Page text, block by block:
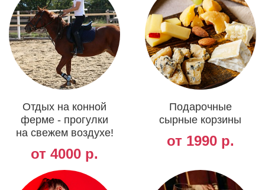
Отдых на конной
ферме - прогулки
на свежем воздухе!
от 4000 р.
Подарочные
сырные корзины
от 1990 р.